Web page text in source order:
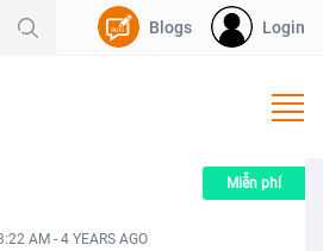
Login
Blogs
AM - 4 YEARS AGO
Miễn phí